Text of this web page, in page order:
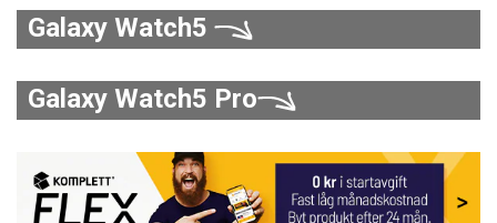
Galaxy Watch5
Galaxy Watch5 Pro